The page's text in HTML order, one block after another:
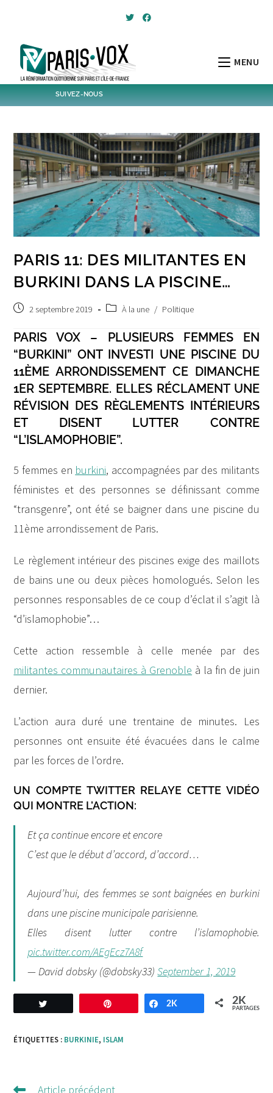
MENU
SUIVEZ-NOUS
Twitter
Post 6,170 Post
PARIS 11: DES MILITANTES EN
BURKINI DANS LA PISCINE…
Post2 septembre 2019
PostÀ la une / Politique
PARIS VOX – PLUSIEURS FEMMES EN
“BURKINI” ONT INVESTI UNE PISCINE DU
11ÈME ARRONDISSEMENT CE DIMANCHE
1ER SEPTEMBRE. ELLES RÉCLAMENT UNE
RÉVISION DES RÈGLEMENTS INTÉRIEURS
ET DISENT LUTTER CONTRE
“L’ISLAMOPHOBIE”.
5 femmes en burkini, accompagnées par des militants
féministes et des personnes se définissant comme
“transgenre”, ont été se baigner dans une piscine du
11ème arrondissement de Paris.
Le règlement intérieur des piscines exige des maillots
de bains une ou deux pièces homologués. Selon les
personnes responsables de ce coup d’éclat il s’agit là
“d’islamophobie”…
Cette action ressemble à celle menée par des
militantes communautaires à Grenoble à la fin de juin
dernier.
L’action aura duré une trentaine de minutes. Les
personnes ont ensuite été évacuées dans le calme
par les forces de l’ordre.
UN COMPTE TWITTER RELAYE CETTE VIDÉO
QUI MONTRE L’ACTION:
Et ça continue encore et encore
C’est que le début d’accord, d’accord…
Aujourd’hui, des femmes se sont baignées en burkini
dans une piscine municipale parisienne.
Elles disent lutter contre l’islamophobie.
pic.twitter.com/AEgEcz7A8f
— David dobsky (@dobsky33)September 1, 2019
Enregistrer Partagez
2K 2K
PARTAGES
ÉTIQUETTES : BURKINIE, ISLAM
Lire Article précédent